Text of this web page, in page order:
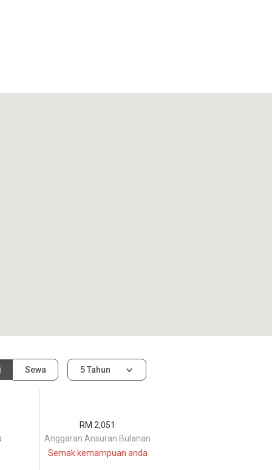
Sewa 5 Tahun
Anggaran Ansuran Bulanan
RM 2,051
Semak kemampuan anda